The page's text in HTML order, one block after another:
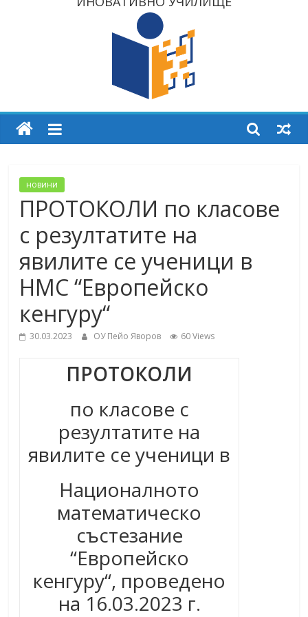
новини
ПРОТОКОЛИ по класове
с резултатите на
явилите се ученици в
НМС “Европейско
кенгуру“
30.03.2023 ОУ Пейо Яворов 60 Views
ПРОТОКОЛИ
по класове с
резултатите на
явилите се ученици в
Националното
математическо
състезание
“Европейско
кенгуру“, проведено
на 16.03.2023 г.